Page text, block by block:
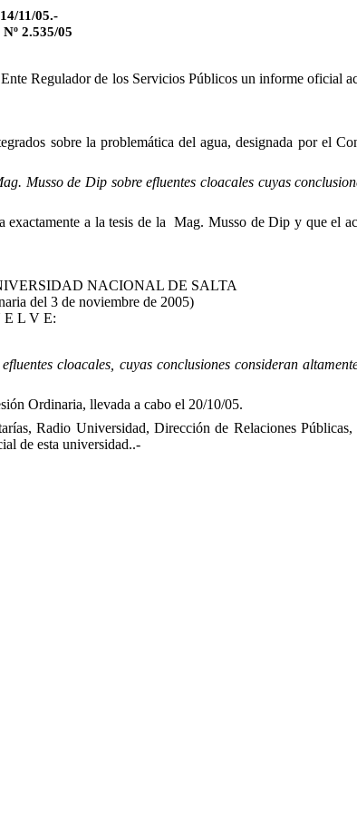
11/05.-
2.535/05
Regulador de los Servicios Públicos un informe oficial
sobre la problemática del agua, designada por el
Musso de Dip sobre efluentes cloacales cuyas
a la tesis de la Mag. Musso de Dip y que el
NACIONAL DE SALTA
del 3 de noviembre de 2005)
E L V E:
cloacales, cuyas conclusiones consideran
Ordinaria, llevada a cabo el 20/10/05.
Radio Universidad, Dirección de Relaciones
de esta universidad..-